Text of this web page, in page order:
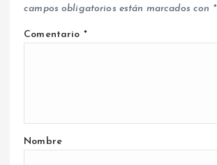
campos obligatorios están marcados con *
Comentario *
Nombre